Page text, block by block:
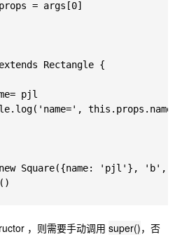
= args[0]
Rectangle {
pjl
this.props.name)
Square({name: 'pjl'}, 'b',
，则需要手动调用 super()，否